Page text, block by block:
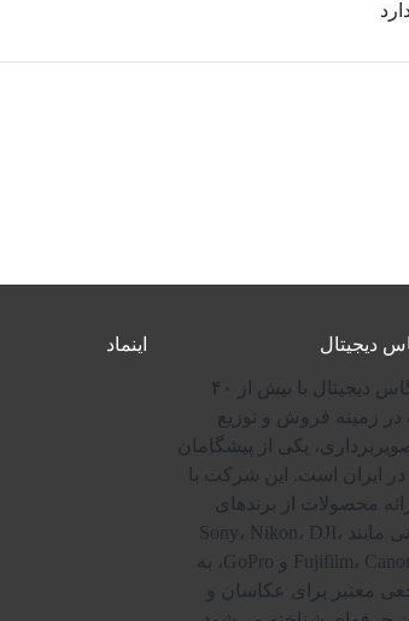
دیجیتال
شرکت پرگاس دیجیتال با بیش از ۴۰
در زمینه فروش و توزیع
یکی از پیشگامان
ایران است. این شرکت با
محصولات از برندهای
مطرح جهانی مانند Sony، Nikon، DJI،
Fujifilm، Canon، Insta360 و GoPro، به
معتبر برای عکاسان و
اینماد